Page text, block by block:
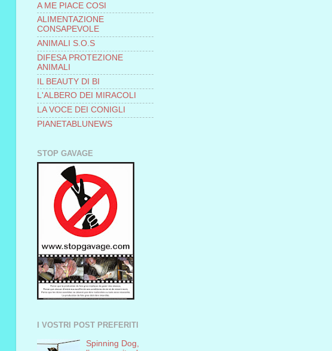
A ME PIACE COSI
ALIMENTAZIONE
CONSAPEVOLE
ANIMALI S.O.S
DIFESA PROTEZIONE
ANIMALI
IL BEAUTY DI BI
L'ALBERO DEI MIRACOLI
LA VOCE DEI CONIGLI
PIANETABLUNEWS
STOP GAVAGE
I VOSTRI POST PREFERITI
Spinning Dog,